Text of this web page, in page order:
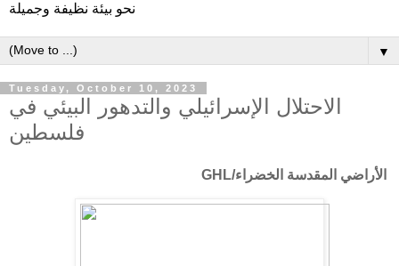
نحو بيئة نظيفة وجميلة
▼
Tuesday, October 10, 2023
الاحتلال الإسرائيلي والتدهور البيئي في
فلسطين
الأراضي المقدسة الخضراء/GHL